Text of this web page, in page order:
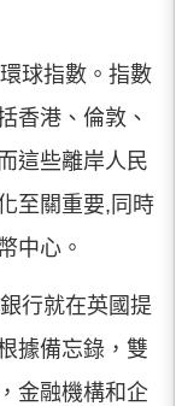
球指數。指數
香港、倫敦、
這些離岸人民
至關重要,同時
中心。
行就在英國提
據備忘錄，雙
金融機構和企